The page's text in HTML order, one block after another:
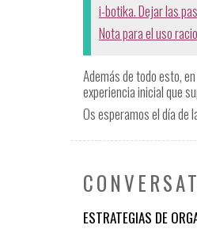
i-botika. Dejar las
Nota para el uso
Además de todo esto,
experiencia inicial que
Os esperamos el día de
ESTRATEGIAS DE